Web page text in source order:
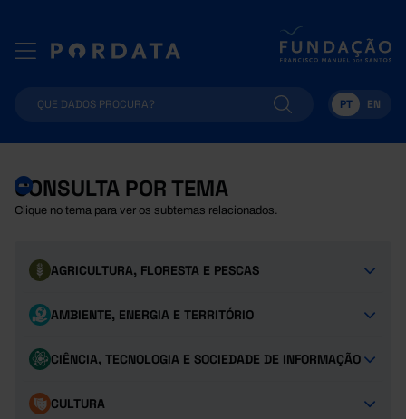
PT EN
CONSULTA POR TEMA
Clique no tema para ver os subtemas relacionados.
AGRICULTURA, FLORESTA E PESCAS
AMBIENTE, ENERGIA E TERRITÓRIO
CIÊNCIA, TECNOLOGIA E SOCIEDADE DE INFORMAÇÃO
CULTURA